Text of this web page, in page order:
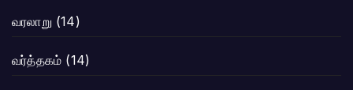
வரலாறு (14)
வர்த்தகம் (14)